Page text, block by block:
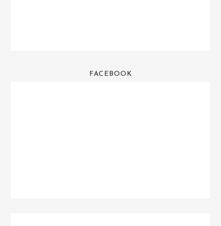
FACEBOOK